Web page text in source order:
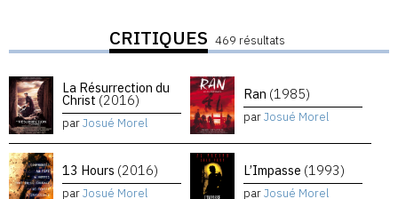
CRITIQUES 469 résultats
La Résurrection du
Christ (2016)
parJosué Morel
Ran (1985)
parJosué Morel
13 Hours (2016)
parJosué Morel
L’Impasse (1993)
parJosué Morel